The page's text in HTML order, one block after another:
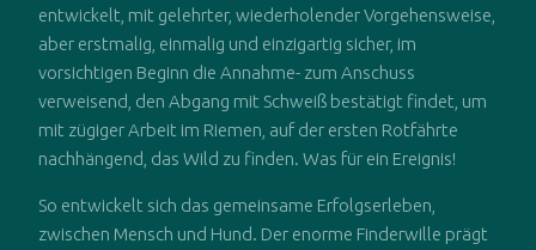
entwickelt, mit gelehrter, wiederholender Vorgehensweise,
aber erstmalig, einmalig und einzigartig sicher, im
vorsichtigen Beginn die Annahme- zum Anschuss
verweisend, den Abgang mit Schweiß bestätigt findet, um
mit zügiger Arbeit im Riemen, auf der ersten Rotfährte
nachhängend, das Wild zu finden. Was für ein Ereignis!
So entwickelt sich das gemeinsame Erfolgserleben,
zwischen Mensch und Hund. Der enorme Finderwille prägt